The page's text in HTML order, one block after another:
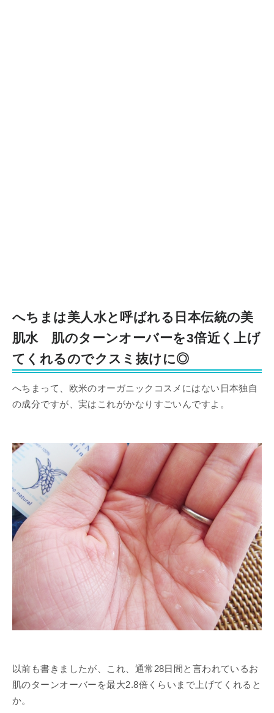
へちまは美人水と呼ばれる日本伝統の美
肌水 肌のターンオーバーを3倍近く上げ
てくれるのでクスミ抜けに◎
へちまって、欧米のオーガニックコスメにはない日本独自
の成分ですが、実はこれがかなりすごいんですよ。
以前も書きましたが、これ、通常28日間と言われているお
肌のターンオーバーを最大2.8倍くらいまで上げてくれると
か。